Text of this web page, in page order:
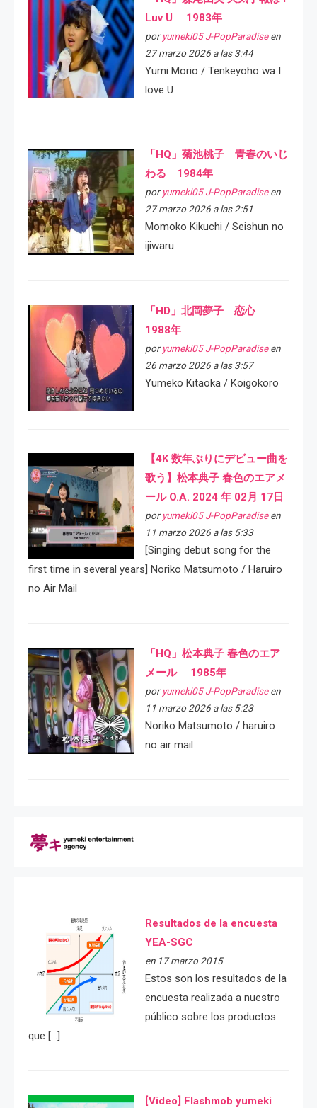
Luv U 1983年
por yumeki05 J-PopParadiseen
27 marzo 2026 a las 3:44
Yumi Morio / Tenkeyoho wa I
love U
「HQ」菊池桃子 青春のいじ
わる 1984年
por yumeki05 J-PopParadiseen
27 marzo 2026 a las 2:51
Momoko Kikuchi / Seishun no
ijiwaru
「HD」北岡夢子 恋心
1988年
por yumeki05 J-PopParadiseen
26 marzo 2026 a las 3:57
Yumeko Kitaoka / Koigokoro
【4K 数年ぶりにデビュー曲を
歌う】松本典子 春色のエアメ
ール O.A. 2024 年 02月 17日
por yumeki05 J-PopParadiseen
11 marzo 2026 a las 5:33
[Singing debut song for the
first time in several years] Noriko Matsumoto / Haruiro
no Air Mail
「HQ」松本典子 春色のエア
メール 1985年
por yumeki05 J-PopParadiseen
11 marzo 2026 a las 5:23
Noriko Matsumoto / haruiro
no air mail
Resultados de la encuesta
YEA-SGC
en 17 marzo 2015
Estos son los resultados de la
encuesta realizada a nuestro
público sobre los productos
que […]
[Video] Flashmob yumeki